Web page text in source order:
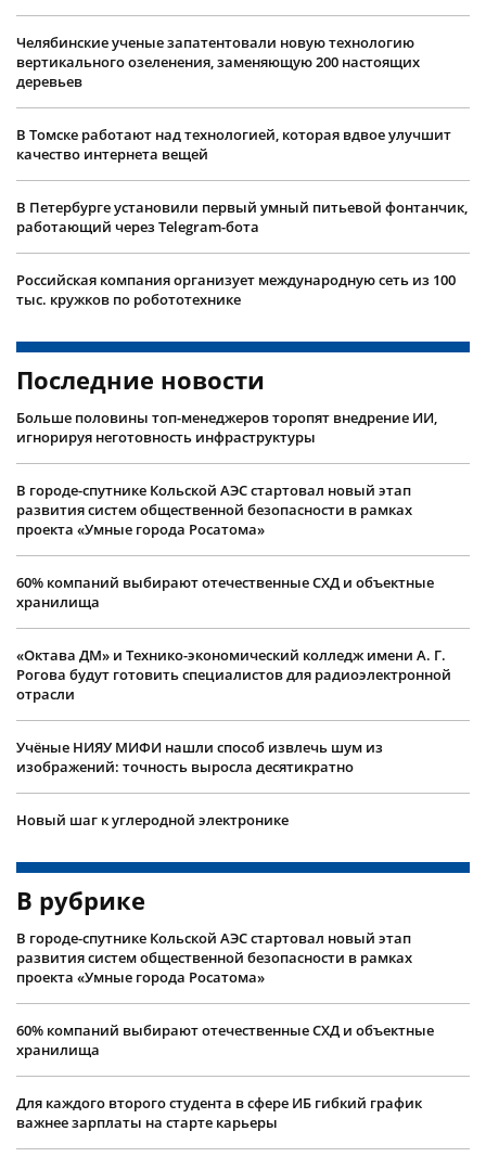
Челябинские ученые запатентовали новую технологию
вертикального озеленения, заменяющую 200 настоящих
деревьев
В Томске работают над технологией, которая вдвое улучшит
качество интернета вещей
В Петербурге установили первый умный питьевой фонтанчик,
работающий через Telegram-бота
Российская компания организует международную сеть из 100
тыс. кружков по робототехнике
Последние новости
Больше половины топ-менеджеров торопят внедрение ИИ,
игнорируя неготовность инфраструктуры
В городе-спутнике Кольской АЭС стартовал новый этап
развития систем общественной безопасности в рамках
проекта «Умные города Росатома»
60% компаний выбирают отечественные СХД и объектные
хранилища
«Октава ДМ» и Технико-экономический колледж имени А. Г.
Рогова будут готовить специалистов для радиоэлектронной
отрасли
Учëные НИЯУ МИФИ нашли способ извлечь шум из
изображений: точность выросла десятикратно
Новый шаг к углеродной электронике
В рубрике
В городе-спутнике Кольской АЭС стартовал новый этап
развития систем общественной безопасности в рамках
проекта «Умные города Росатома»
60% компаний выбирают отечественные СХД и объектные
хранилища
Для каждого второго студента в сфере ИБ гибкий график
важнее зарплаты на старте карьеры